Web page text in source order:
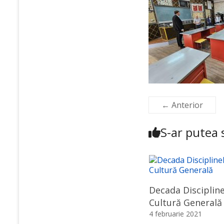
← Anterior
S-ar putea
Decada
Cultură Generală
4 februarie 2021